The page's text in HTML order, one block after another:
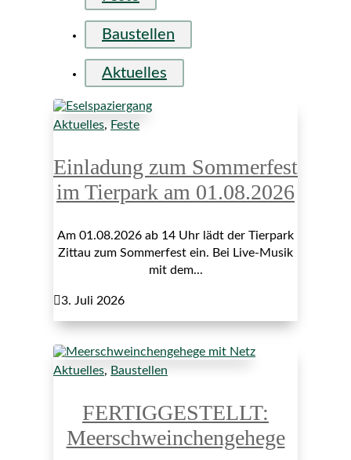
Baustellen
Aktuelles
Aktuelles, Feste
Einladung zum Sommerfest
im Tierpark am 01.08.2026
Am 01.08.2026 ab 14 Uhr lädt der Tierpark
Zittau zum Sommerfest ein. Bei Live-Musik
mit dem...
3. Juli 2026
Aktuelles, Baustellen
FERTIGGESTELLT:
Meerschweinchengehege